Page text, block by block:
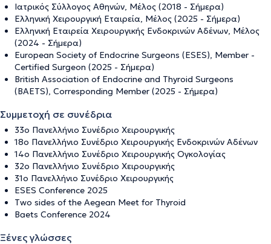
Ιατρικός Σύλλογος Αθηνών, Μέλος (2018 - Σήμερα)
Ελληνική Χειρουργική Εταιρεία, Μέλος (2025 - Σήμερα)
Ελληνική Εταιρεία Χειρουργικής Ενδοκρινών Αδένων, Μέλος
(2024 - Σήμερα)
European Society of Endocrine Surgeons (ESES), Member -
Certified Surgeon (2025 - Σήμερα)
British Association of Endocrine and Thyroid Surgeons
(BAETS), Corresponding Member (2025 - Σήμερα)
Συμμετοχή σε συνέδρια
33ο Πανελλήνιο Συνέδριο Χειρουργικής
18ο Πανελλήνιο Συνέδριο Χειρουργικής Ενδοκρινών Αδένων
14ο Πανελλήνιο Συνέδριο Χειρουργικής Ογκολογίας
32ο Πανελλήνιο Συνέδριο Χειρουργικής
31ο Πανελλήνιο Συνέδριο Χειρουργικής
ESES Conference 2025
Two sides of the Aegean Meet for Thyroid
Baets Conference 2024
Ξένες γλώσσες